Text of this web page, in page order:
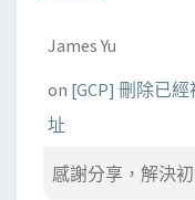
James Yu
on [GCP] 刪除已
址
感謝分享，解決